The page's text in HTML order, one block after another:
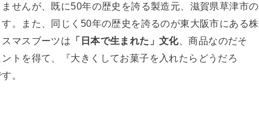
せんが、既に50年の歴史を誇る製造元、滋賀県草津市の
。また、同じく50年の歴史を誇るのが東大阪市にある株
マスブーツは 「日本で生まれた」文化、商品なのだそ
トを得て、『大きくしてお菓子を入れたらどうだろ
。